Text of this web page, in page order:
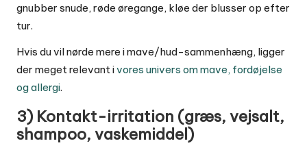
gnubber snude, røde øregange, kløe der blusser op efter
tur.
Hvis du vil nørde mere i mave/hud-sammenhæng, ligger
der meget relevant ivores univers om mave, fordøjelse
og allergi.
3) Kontakt-irritation (græs, vejsalt,
shampoo, vaskemiddel)